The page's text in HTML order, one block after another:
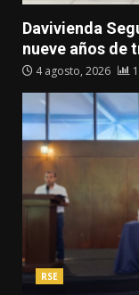
Davivienda
nueve años de
4 agosto, 2026
RSE